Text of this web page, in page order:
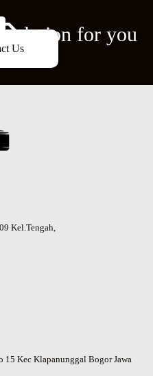
solution for you
Us
Kel.Tengah,
Kec Klapanunggal Bogor Jawa